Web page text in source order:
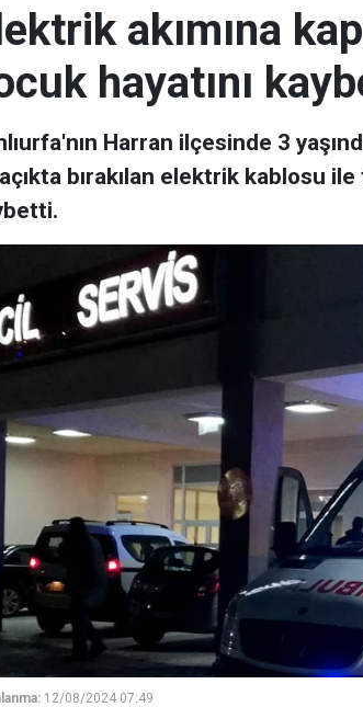
akımına
hayatını
Harran ilçesinde 3
bırakılan elektrik kablosu
12/08/2024 07:49